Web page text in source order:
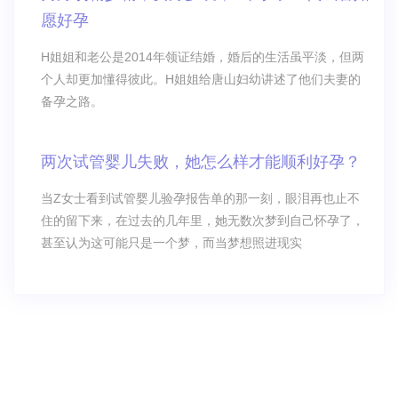
愿好孕
H姐姐和老公是2014年领证结婚，婚后的生活虽平淡，但两
个人却更加懂得彼此。H姐姐给唐山妇幼讲述了他们夫妻的
备孕之路。
两次试管婴儿失败，她怎么样才能顺利好孕？
当Z女士看到试管婴儿验孕报告单的那一刻，眼泪再也止不
住的留下来，在过去的几年里，她无数次梦到自己怀孕了，
甚至认为这可能只是一个梦，而当梦想照进现实